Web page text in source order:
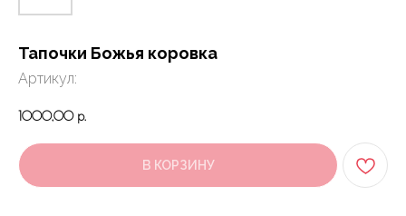
Тапочки Божья коровка
Артикул:
1000,00 р.
В КОРЗИНУ